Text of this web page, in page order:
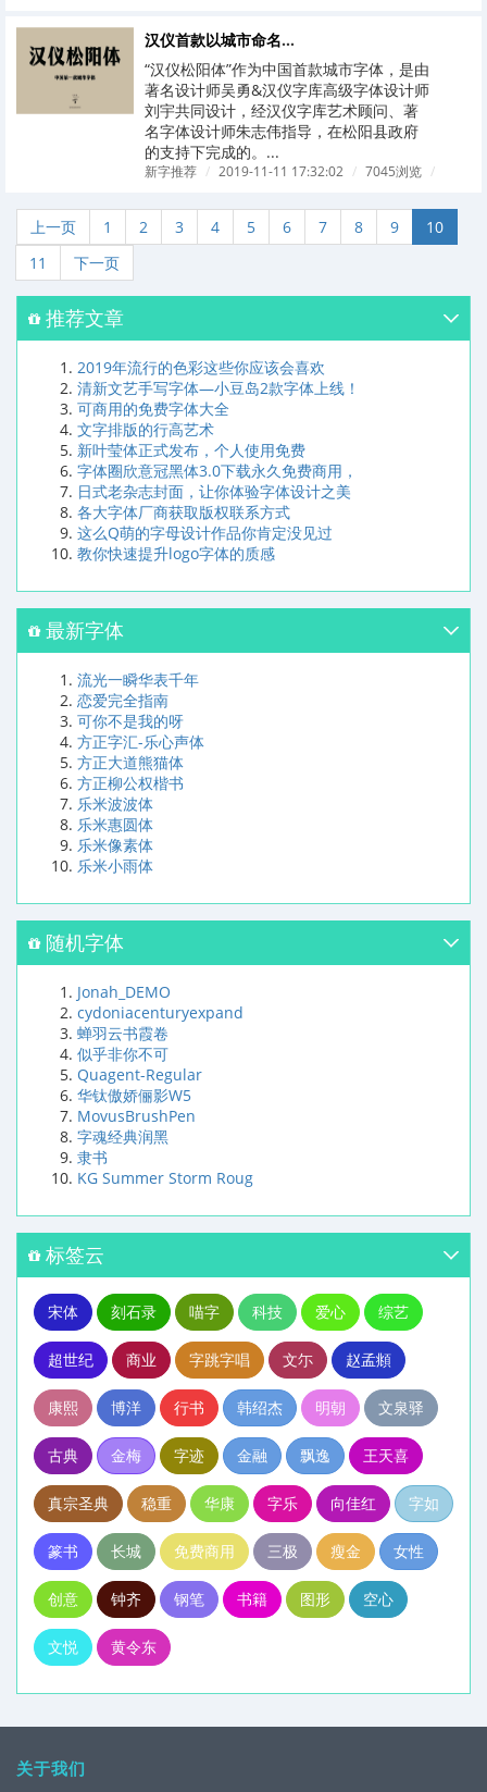
汉仪首款以城市命名的汉仪松阳体发布
“汉仪松阳体”作为中国首款城市字体，是由
著名设计师吴勇&汉仪字库高级字体设计师
刘宇共同设计，经汉仪字库艺术顾问、著
名字体设计师朱志伟指导，在松阳县政府
的支持下完成的。...
新字推荐 / 2019-11-11 17:32:02 / 7045浏览 /
上一页 1 2 3 4 5 6 7 8 9
10
11
下一页
推荐文章
2019年流行的色彩这些你应该会喜欢
清新文艺手写字体—小豆岛2款字体上线！
可商用的免费字体大全
文字排版的行高艺术
新叶莹体正式发布，个人使用免费
字体圈欣意冠黑体3.0下载永久免费商用，
日式老杂志封面，让你体验字体设计之美
各大字体厂商获取版权联系方式
这么Q萌的字母设计作品你肯定没见过
教你快速提升logo字体的质感
最新字体
流光一瞬华表千年
恋爱完全指南
可你不是我的呀
方正字汇-乐心声体
方正大道熊猫体
方正柳公权楷书
乐米波波体
乐米惠圆体
乐米像素体
乐米小雨体
随机字体
Jonah_DEMO
cydoniacenturyexpand
蝉羽云书霞卷
似乎非你不可
Quagent-Regular
华钛傲娇俪影W5
MovusBrushPen
字魂经典润黑
隶书
KG Summer Storm Roug
标签云
宋体 刻石录 喵字 科技 爱心 综艺
超世纪 商业 字跳字唱 文尓 赵孟頫
康熙 博洋 行书 韩绍杰 明朝 文泉驿
古典 金梅 字迹 金融 飘逸 王天喜
真宗圣典 稳重 华康 字乐 向佳红 字如
篆书 长城 免费商用 三极 瘦金 女性
创意 钟齐 钢笔 书籍 图形 空心
文悦 黄令东
关于我们